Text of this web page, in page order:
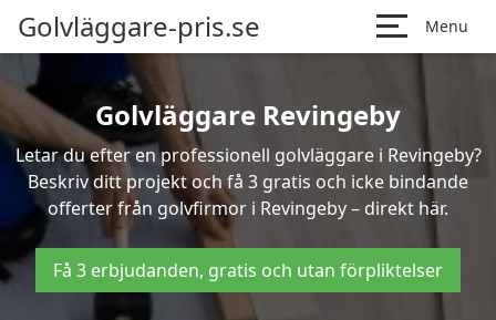
Golvläggare-pris.se Menu
Golvläggare Revingeby
Letar du efter en professionell golvläggare i Revingeby?
Beskriv ditt projekt och få 3 gratis och icke bindande
offerter från golvfirmor i Revingeby – direkt här.
Få 3 erbjudanden, gratis och utan förpliktelser